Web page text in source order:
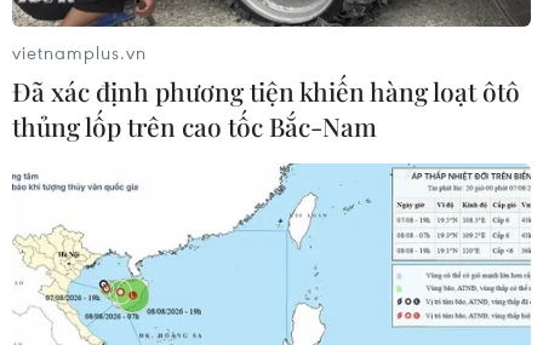
công cuộc tán kem nền, đó là cây lăn thạch anh.
vietnamplus.vn
Đã xác định phương tiện khiến hàng loạt ôtô
thủng lốp trên cao tốc Bắc-Nam